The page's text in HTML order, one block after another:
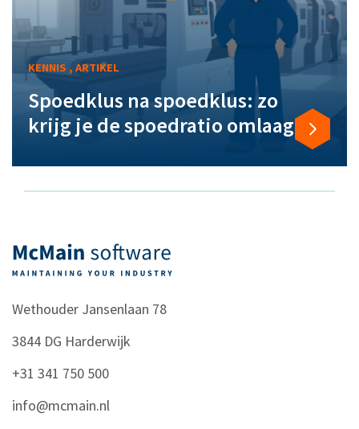
KENNIS , ARTIKEL
Spoedklus na spoedklus: zo
krijg je de spoedratio omlaag
Wethouder Jansenlaan 78
3844 DG Harderwijk
+31 341 750 500
info@mcmain.nl